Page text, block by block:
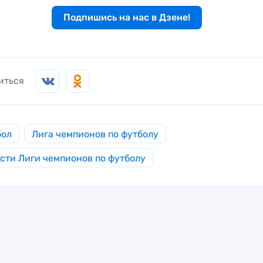
Подпишись на нас в Дзене!
Лига чемпионов по футболу
Лиги чемпионов по футболу